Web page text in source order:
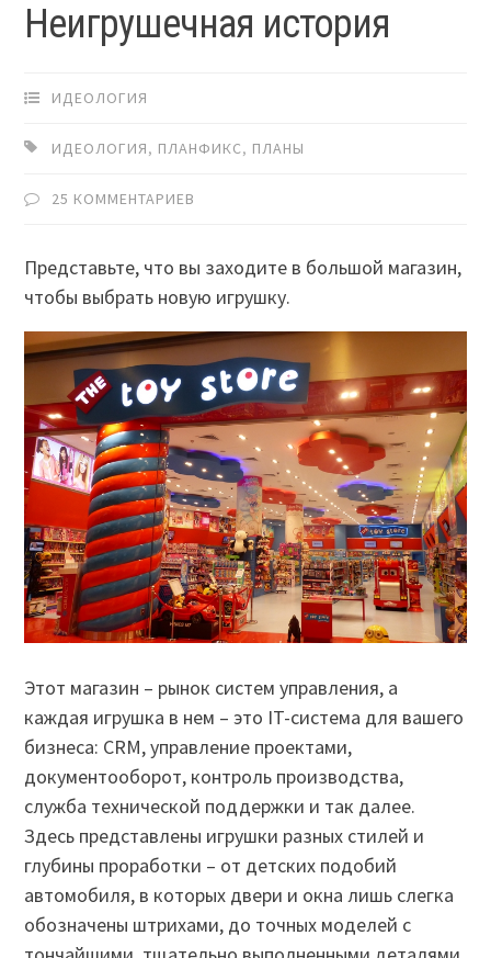
Неигрушечная история
ИДЕОЛОГИЯ
ИДЕОЛОГИЯ, ПЛАНФИКС, ПЛАНЫ
25 КОММЕНТАРИЕВ
Представьте, что вы заходите в большой магазин,
чтобы выбрать новую игрушку.
Этот магазин – рынок систем управления, а
каждая игрушка в нем – это IT-система для вашего
бизнеса: CRM, управление проектами,
документооборот, контроль производства,
служба технической поддержки и так далее.
Здесь представлены игрушки разных стилей и
глубины проработки – от детских подобий
автомобиля, в которых двери и окна лишь слегка
обозначены штрихами, до точных моделей с